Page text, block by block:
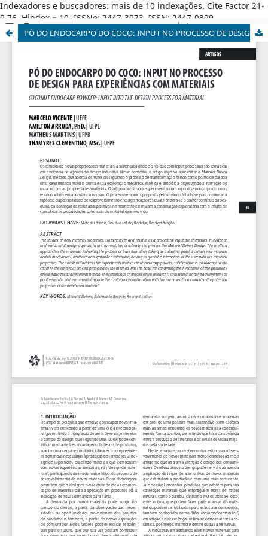
Indexadores e buscadores: mais de 10 indexações. Cite Factor 21-
0,76. Hindex = 10. ISSNe: 2447-3073. ISSN: 2447-0899.
PÓ DO ENDOCARPO DO COCO: INPUT NO PROCESSO DE DESIGN PARA EXPERIÊNCIAS COM MATERIAIS